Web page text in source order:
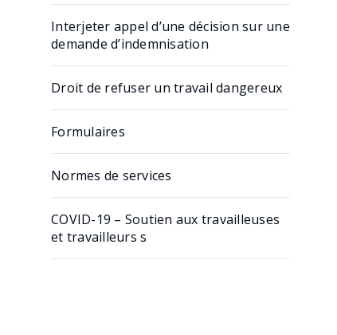
Interjeter appel d’une décision sur une
demande d’indemnisation
Droit de refuser un travail dangereux
Formulaires
Normes de services
COVID-19 – Soutien aux travailleuses
et travailleurs s